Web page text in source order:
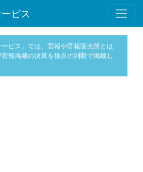
ビス
ービス」では、官報や官報販売所とは
報掲載の決算を独自の判断で掲載し